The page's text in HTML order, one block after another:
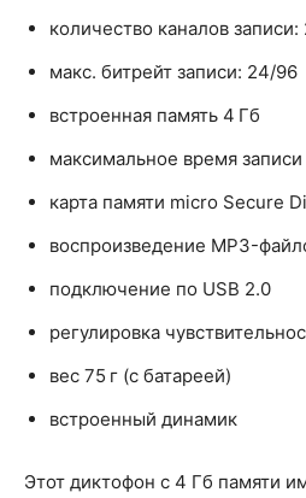
количество каналов записи:
макс. битрейт записи: 24/96
встроенная память 4 Гб
максимальное время записи
карта памяти micro Secure
воспроизведение MP3-
подключение по USB 2.0
регулировка
вес 75 г (с батареей)
встроенный динамик
Этот диктофон с 4 Гб памяти